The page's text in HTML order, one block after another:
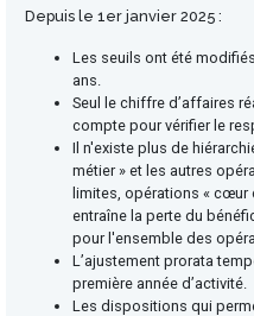
Depuis le 1er janvier 2025 :
Les seuils ont été
ans.
Seul le chiffre d’affaires
compte pour vérifier le
Il n'existe plus de
métier » et les autres
limites, opérations « cœur
entraîne la perte du
pour l'ensemble des
L’ajustement prorata
première année d’activité.
Les dispositions qui